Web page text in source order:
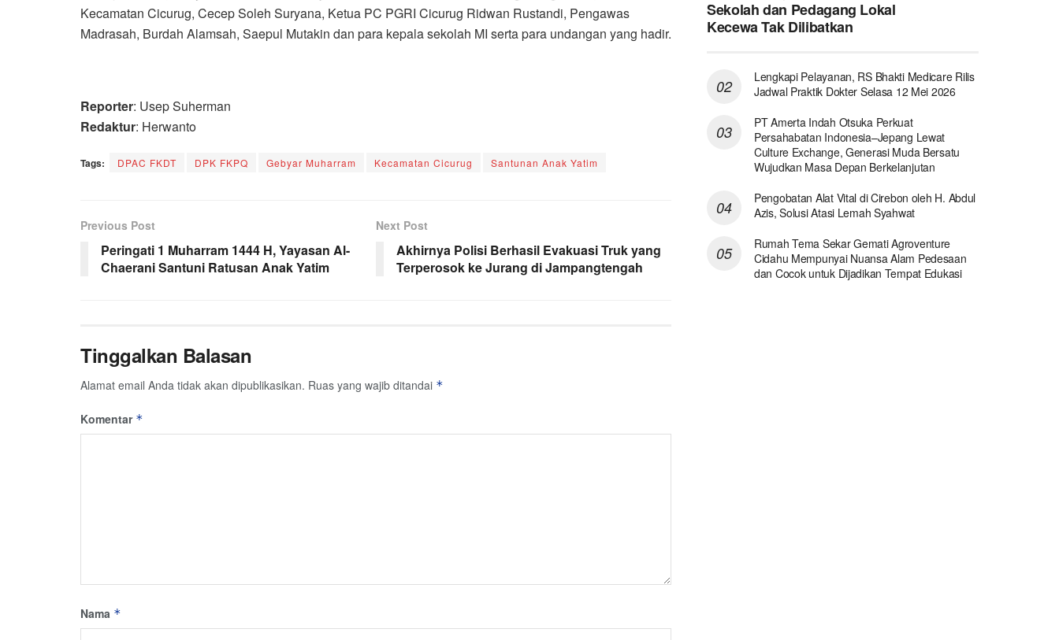
Kecamatan Cicurug, Cecep Soleh Suryana, Ketua PC PGRI Cicurug Ridwan Rustandi, Pengawas
Madrasah, Burdah Alamsah, Saepul Mutakin dan para kepala sekolah MI serta para undangan yang hadir.
Reporter: Usep Suherman
Redaktur: Herwanto
Tags: DPAC FKDT DPK FKPQ Gebyar Muharram Kecamatan Cicurug Santunan Anak Yatim
Previous Post
Peringati 1 Muharram 1444 H, Yayasan Al-
Chaerani Santuni Ratusan Anak Yatim
Next Post
Akhirnya Polisi Berhasil Evakuasi Truk yang
Terperosok ke Jurang di Jampangtengah
Tinggalkan Balasan
Alamat email Anda tidak akan dipublikasikan. Ruas yang wajib ditandai *
Komentar *
Nama *
Sekolah dan Pedagang Lokal
Kecewa Tak Dilibatkan
Lengkapi Pelayanan, RS Bhakti Medicare Rilis
Jadwal Praktik Dokter Selasa 12 Mei 2026
PT Amerta Indah Otsuka Perkuat
Persahabatan Indonesia–Jepang Lewat
Culture Exchange, Generasi Muda Bersatu
Wujudkan Masa Depan Berkelanjutan
Pengobatan Alat Vital di Cirebon oleh H. Abdul
Azis, Solusi Atasi Lemah Syahwat
Rumah Tema Sekar Gemati Agroventure
Cidahu Mempunyai Nuansa Alam Pedesaan
dan Cocok untuk Dijadikan Tempat Edukasi